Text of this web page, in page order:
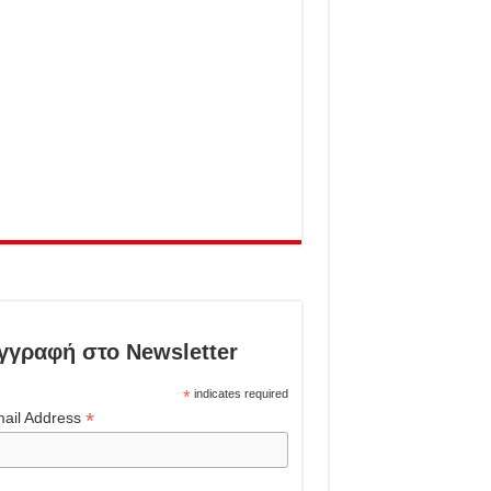
στο Newsletter
*indicates required
Address *